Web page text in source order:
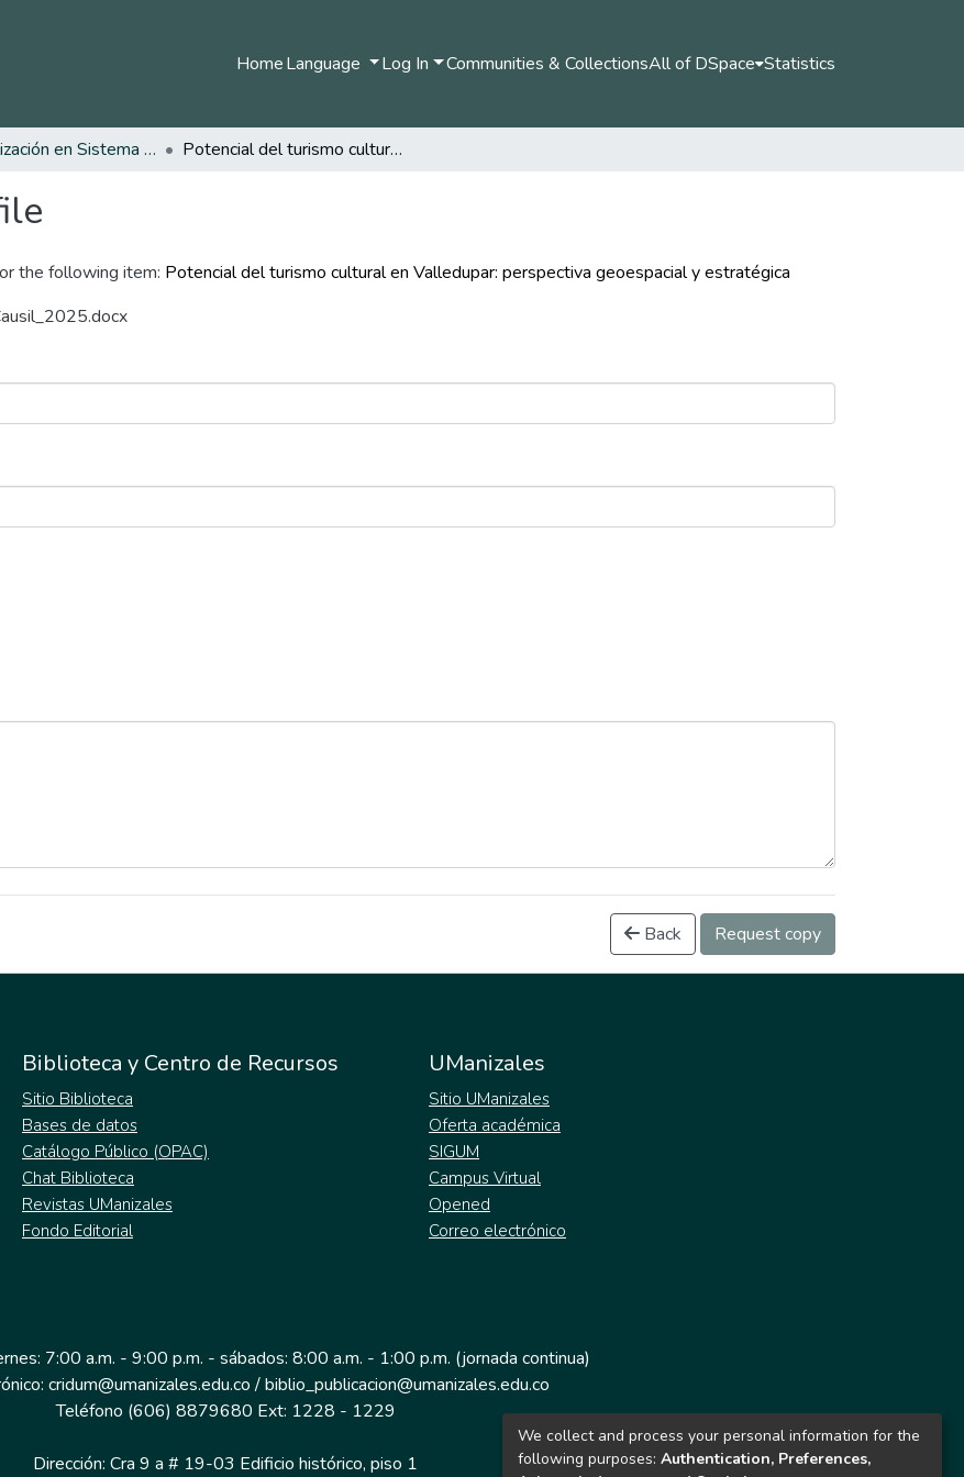
HomeLanguage Log In Communities & CollectionsAll of DSpace Statistics
Especialización en Sistema de Información Geográfica Potencial del turismo cultural en Valledupar: perspectiva geoespacial y estratégica
the following item: Potencial del turismo cultural en Valledupar: perspectiva geoespacial y estratégica
Back Request copy
Biblioteca y Centro de Recursos
Sitio Biblioteca
Bases de datos
Catálogo Público (OPAC)
Chat Biblioteca
Revistas UManizales
Fondo Editorial
UManizales
Sitio UManizales
Oferta académica
SIGUM
Campus Virtual
Opened
Correo electrónico
7:00 a.m. - 9:00 p.m. - sábados: 8:00 a.m. - 1:00 p.m. (jornada continua)
cridum@umanizales.edu.co / biblio_publicacion@umanizales.edu.co
Teléfono (606) 8879680 Ext: 1228 - 1229
Dirección: Cra 9 a # 19-03 Edificio histórico, piso 1
We collect and process your personal information for the
following purposes: Authentication, Preferences,